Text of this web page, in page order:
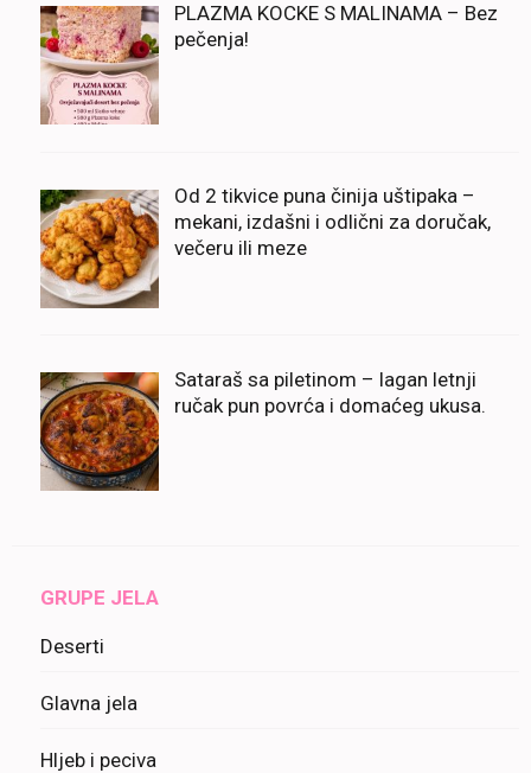
PLAZMA KOCKE S MALINAMA – Bez
pečenja!
Od 2 tikvice puna činija uštipaka –
mekani, izdašni i odlični za doručak,
večeru ili meze
Sataraš sa piletinom – lagan letnji
ručak pun povrća i domaćeg ukusa.
GRUPE JELA
Deserti
Glavna jela
Hljeb i peciva